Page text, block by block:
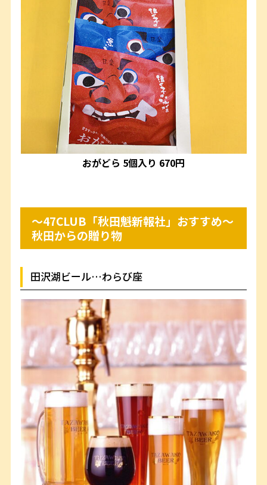
おがどら 5個入り 670円
～47CLUB「秋田魁新報社」おすすめ～
秋田からの贈り物
田沢湖ビール…わらび座